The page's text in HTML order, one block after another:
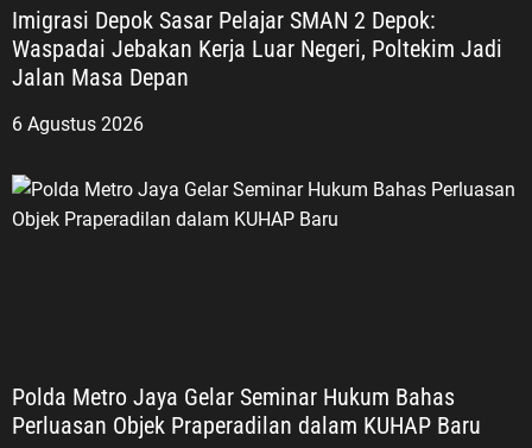
Imigrasi Depok Sasar Pelajar SMAN 2 Depok:
Waspadai Jebakan Kerja Luar Negeri, Poltekim Jadi
6 Agustus 2026
Polda Metro Jaya Gelar Seminar Hukum Bahas
Perluasan Objek Praperadilan dalam KUHAP Baru